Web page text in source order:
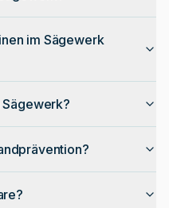
im Sägewerk